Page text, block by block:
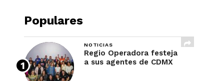
Populares
NOTICIAS
Regio Operadora festeja
a sus agentes de CDMX